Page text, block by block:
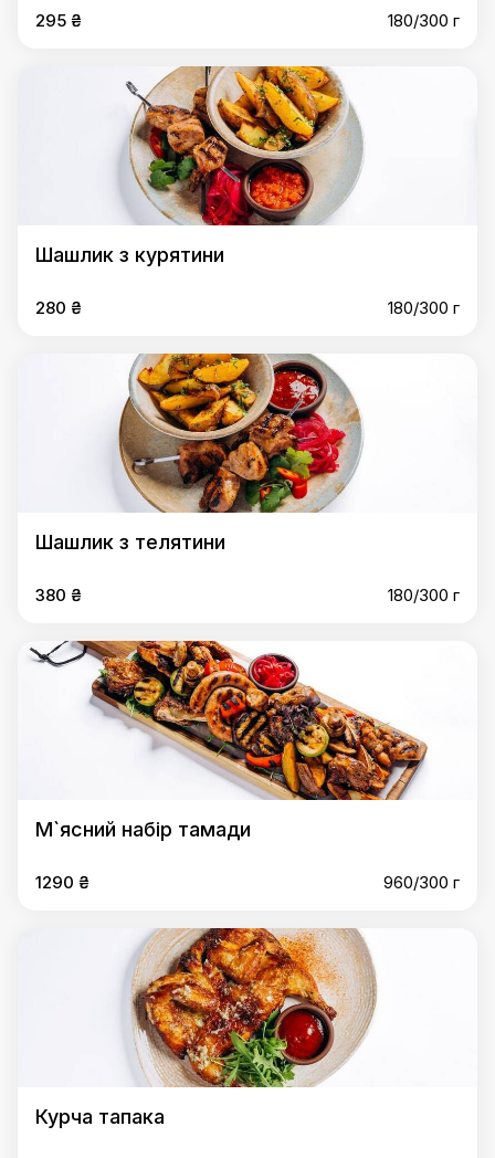
295 ₴ 180/300 г
Шашлик з курятини
280 ₴ 180/300 г
Шашлик з телятини
380 ₴ 180/300 г
М`ясний набір тамади
1290 ₴ 960/300 г
Курча тапака